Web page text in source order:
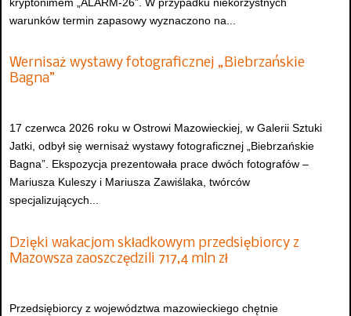
warunków termin zapasowy wyznaczono na...
Wernisaż wystawy fotograficznej „Biebrzańskie
Bagna”
17 czerwca 2026 roku w Ostrowi Mazowieckiej, w Galerii Sztuki
Jatki, odbył się wernisaż wystawy fotograficznej „Biebrzańskie
Bagna”. Ekspozycja prezentowała prace dwóch fotografów –
Mariusza Kuleszy i Mariusza Zawiślaka, twórców
specjalizujących...
Dzięki wakacjom składkowym przedsiębiorcy z
Mazowsza zaoszczędzili 717,4 mln zł
Przedsiębiorcy z województwa mazowieckiego chętnie